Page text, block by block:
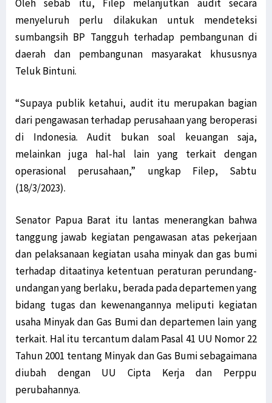
Oleh sebab itu, Filep melanjutkan audit secara
menyeluruh perlu dilakukan untuk mendeteksi
sumbangsih BP Tangguh terhadap pembangunan di
daerah dan pembangunan masyarakat khususnya
Teluk Bintuni.
“Supaya publik ketahui, audit itu merupakan bagian
dari pengawasan terhadap perusahaan yang beroperasi
di Indonesia. Audit bukan soal keuangan saja,
melainkan juga hal-hal lain yang terkait dengan
operasional perusahaan,” ungkap Filep, Sabtu
(18/3/2023).
Senator Papua Barat itu lantas menerangkan bahwa
tanggung jawab kegiatan pengawasan atas pekerjaan
dan pelaksanaan kegiatan usaha minyak dan gas bumi
terhadap ditaatinya ketentuan peraturan perundang-
undangan yang berlaku, berada pada departemen yang
bidang tugas dan kewenangannya meliputi kegiatan
usaha Minyak dan Gas Bumi dan departemen lain yang
terkait. Hal itu tercantum dalam Pasal 41 UU Nomor 22
Tahun 2001 tentang Minyak dan Gas Bumi sebagaimana
diubah dengan UU Cipta Kerja dan Perppu
perubahannya.